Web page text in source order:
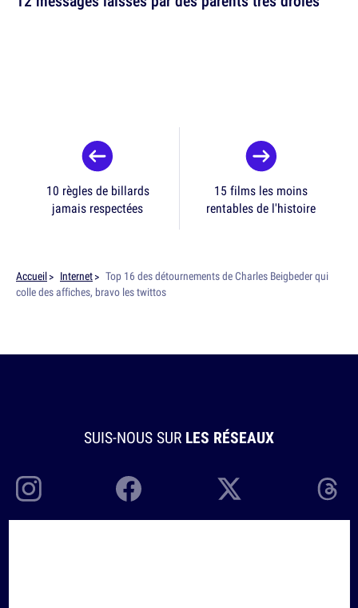
10 règles de billards
jamais respectées
15 films les moins
rentables de l'histoire
Accueil Internet
Top 16 des détournements de Charles Beigbeder qui
colle des affiches, bravo les twittos
SUIS-NOUS SUR LES RÉSEAUX